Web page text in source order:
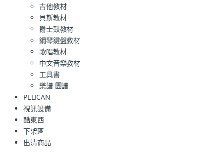
吉他教材
貝斯教材
爵士鼓教材
鋼琴鍵盤教材
歌唱教材
中文音樂教材
工具書
樂譜 團譜
PELICAN
視訊設備
酷東西
下架區
出清商品